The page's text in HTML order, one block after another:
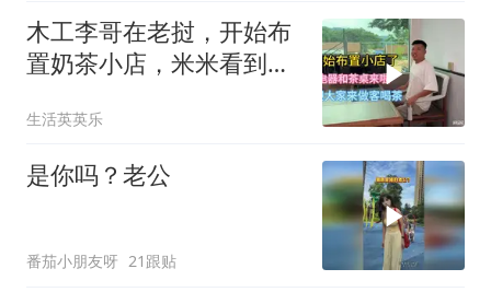
木工李哥在老挝，开始布
置奶茶小店，米米看到会
生活英英乐
是你吗？老公
番茄小朋友呀 21跟贴